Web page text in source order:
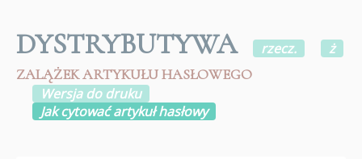
DYSTRYBUTYWA rzecz.
ż
ZALĄŻEK ARTYKUŁU HASŁOWEGO
Wersja do druku
Jak cytować artykuł hasłowy